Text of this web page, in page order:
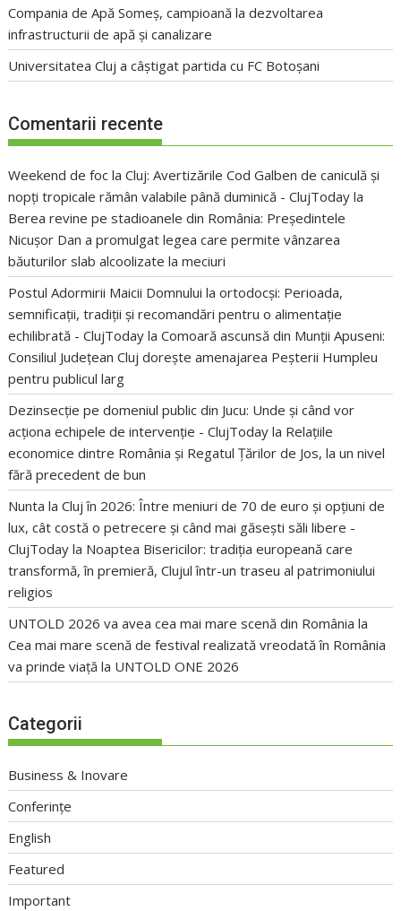
Compania de Apă Someș, campioană la dezvoltarea
infrastructurii de apă și canalizare
Universitatea Cluj a câștigat partida cu FC Botoșani
Comentarii recente
Weekend de foc la Cluj: Avertizările Cod Galben de caniculă și
nopți tropicale rămân valabile până duminică - ClujToday la
Berea revine pe stadioanele din România: Președintele
Nicușor Dan a promulgat legea care permite vânzarea
băuturilor slab alcoolizate la meciuri
Postul Adormirii Maicii Domnului la ortodocși: Perioada,
semnificații, tradiții și recomandări pentru o alimentație
echilibrată - ClujToday laComoară ascunsă din Munții Apuseni:
Consiliul Județean Cluj dorește amenajarea Peșterii Humpleu
pentru publicul larg
Dezinsecție pe domeniul public din Jucu: Unde și când vor
acționa echipele de intervenție - ClujToday la Relațiile
economice dintre România și Regatul Țărilor de Jos, la un nivel
fără precedent de bun
Nunta la Cluj în 2026: Între meniuri de 70 de euro și opțiuni de
lux, cât costă o petrecere și când mai găsești săli libere -
ClujToday la Noaptea Bisericilor: tradiția europeană care
transformă, în premieră, Clujul într-un traseu al patrimoniului
religios
UNTOLD 2026 va avea cea mai mare scenă din România la
Cea mai mare scenă de festival realizată vreodată în România
va prinde viață la UNTOLD ONE 2026
Categorii
Business & Inovare
Conferințe
English
Featured
Important